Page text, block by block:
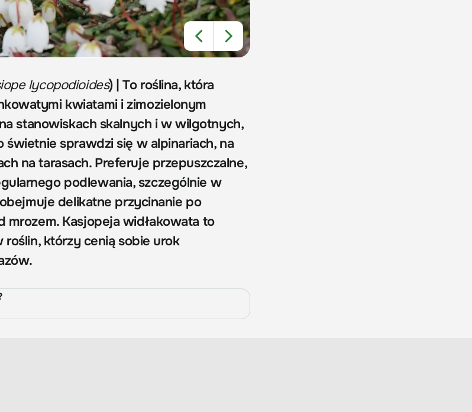
lycopodioides) | To roślina, która
kwiatami i zimozielonym
stanowiskach skalnych i w wilgotnych,
świetnie sprawdzi się w alpinariach, na
na tarasach. Preferuje przepuszczalne,
podlewania, szczególnie w
delikatne przycinanie po
mrozem. Kasjopeja widłakowata to
którzy cenią sobie urok